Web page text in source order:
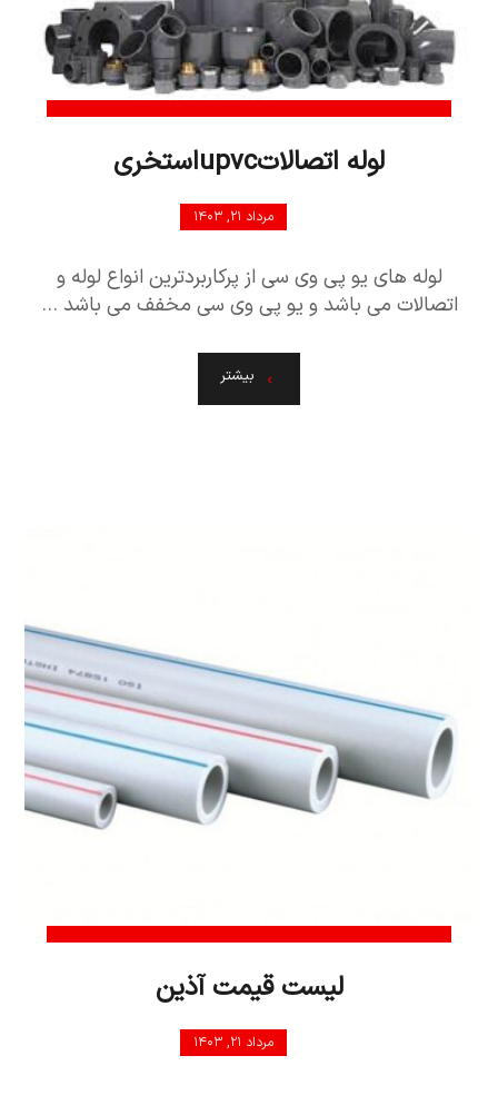
لوله اتصالاتupvcاستخری
مرداد ۲۱, ۱۴۰۳
لوله های یو پی وی سی از پرکاربردترین انواع لوله و
اتصالات می باشد و یو پی وی سی مخفف می باشد ...
بیشتر
لیست قیمت آذین
مرداد ۲۱, ۱۴۰۳